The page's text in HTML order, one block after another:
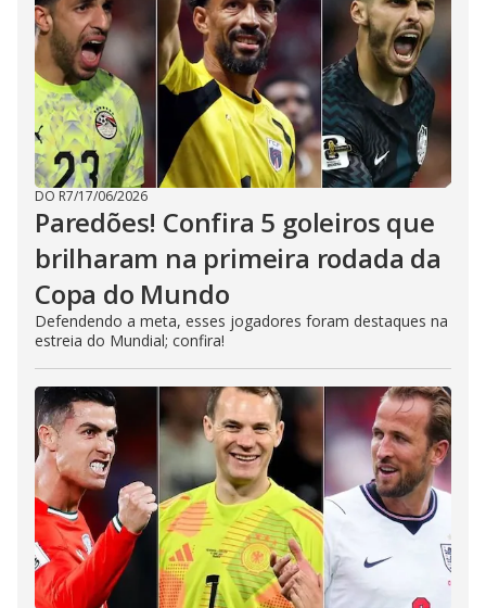
DO R7/17/06/2026
Paredões! Confira 5 goleiros que
brilharam na primeira rodada da
Copa do Mundo
Defendendo a meta, esses jogadores foram destaques na
estreia do Mundial; confira!